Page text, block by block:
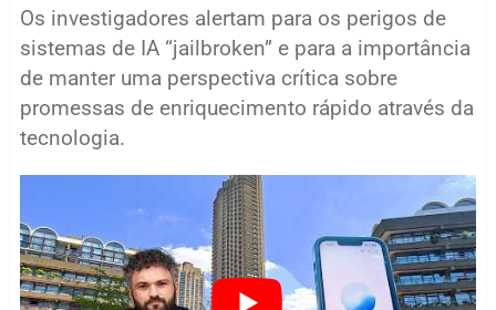
Os investigadores alertam para os perigos de
sistemas de IA “jailbroken” e para a importância
de manter uma perspectiva crítica sobre
promessas de enriquecimento rápido através da
tecnologia.